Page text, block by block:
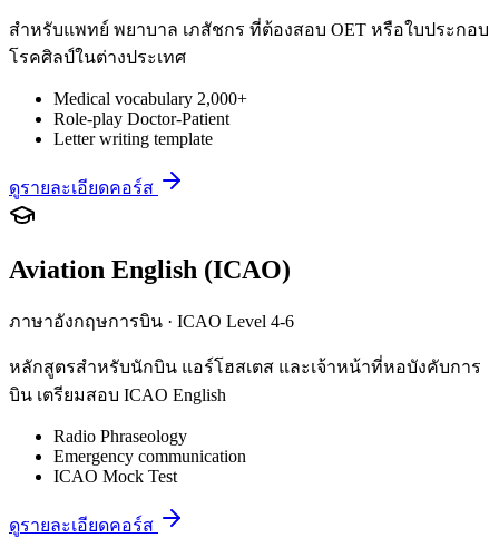
สำหรับแพทย์ พยาบาล เภสัชกร ที่ต้องสอบ OET หรือใบประกอบ
โรคศิลป์ในต่างประเทศ
Medical vocabulary 2,000+
Role-play Doctor-Patient
Letter writing template
ดูรายละเอียดคอร์ส
Aviation English (ICAO)
ภาษาอังกฤษการบิน · ICAO Level 4-6
หลักสูตรสำหรับนักบิน แอร์โฮสเตส และเจ้าหน้าที่หอบังคับการ
บิน เตรียมสอบ ICAO English
Radio Phraseology
Emergency communication
ICAO Mock Test
ดูรายละเอียดคอร์ส